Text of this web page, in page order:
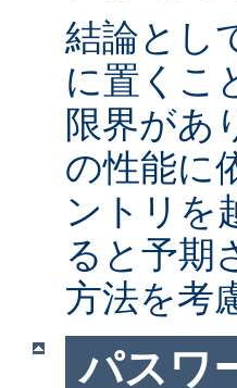
結論とし
に置くこ
限界があ
の性能に
ントリを
ると予期
方法を考
パスワ